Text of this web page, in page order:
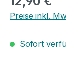
Preise inkl.
Sofort